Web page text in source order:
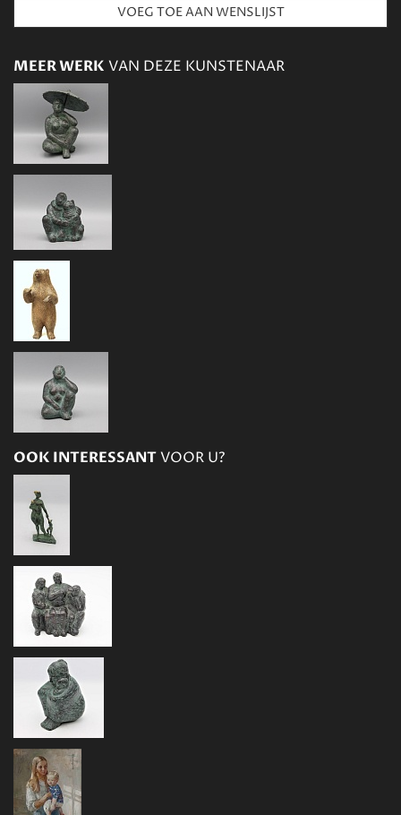
MEER WERK VAN DEZE KUNSTENAAR
OOK INTERESSANTVOOR U?